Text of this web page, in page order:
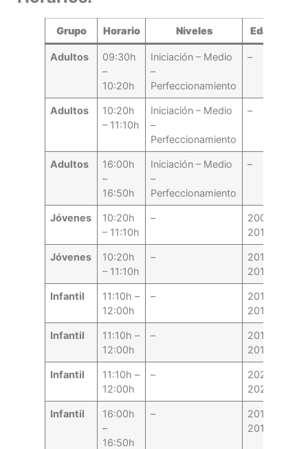
Grupo Horario Niveles Edad
Adultos
09:30h
–
10:20h
Iniciación – Medio
–
Perfeccionamiento
–
Adultos
10:20h
– 11:10h
Iniciación – Medio
–
Perfeccionamiento
–
Adultos
16:00h
–
16:50h
Iniciación – Medio
–
Perfeccionamiento
–
Jóvenes
10:20h
– 11:10h
–
2007-
2010
Jóvenes
10:20h
– 11:10h
–
2011-
2014
Infantil
11:10h –
12:00h
–
2015-
2017
Infantil
11:10h –
12:00h
–
2018-
2019
Infantil
11:10h –
12:00h
–
2020-
2021
Infantil
16:00h
–
16:50h
–
2014-
2017